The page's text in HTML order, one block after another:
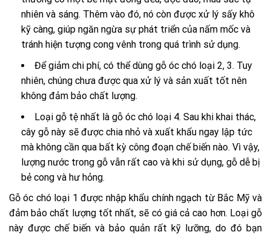
nhiên và sáng. Thêm vào đó, nó còn được xử lý sấy khô
kỹ càng, giúp ngăn ngừa sự phát triển của nấm mốc và
tránh hiện tượng cong vênh trong quá trình sử dụng.
Để giảm chi phí, có thể dùng gỗ óc chó loại 2, 3. Tuy
nhiên, chúng chưa được qua xử lý và sản xuất tốt nên
không đảm bảo chất lượng.
Loại gỗ tệ nhất là gỗ óc chó loại 4. Sau khi khai thác,
cây gỗ này sẽ được chia nhỏ và xuất khẩu ngay lập tức
mà không cần qua bất kỳ công đoạn chế biến nào. Vì vậy,
lượng nước trong gỗ vẫn rất cao và khi sử dụng, gỗ dễ bị
bẻ cong và hư hỏng.
Gỗ óc chó loại 1 được nhập khẩu chính ngạch từ Bắc Mỹ và
đảm bảo chất lượng tốt nhất, sẽ có giá cả cao hơn. Loại gỗ
này được chế biến và bảo quản rất kỹ lưỡng, do đó bạn